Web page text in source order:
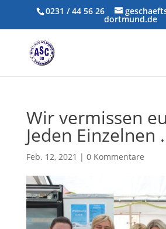
0231 / 44 56 26
dortmund.de
Wir vermissen
Jeden Einzelnen
Feb. 12, 2021 | 0 Kommentare